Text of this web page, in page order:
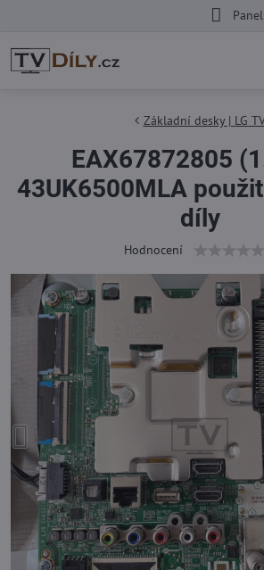
Základní desky | LG
EAX67872805
43UK6500MLA
díly
Hodnocení